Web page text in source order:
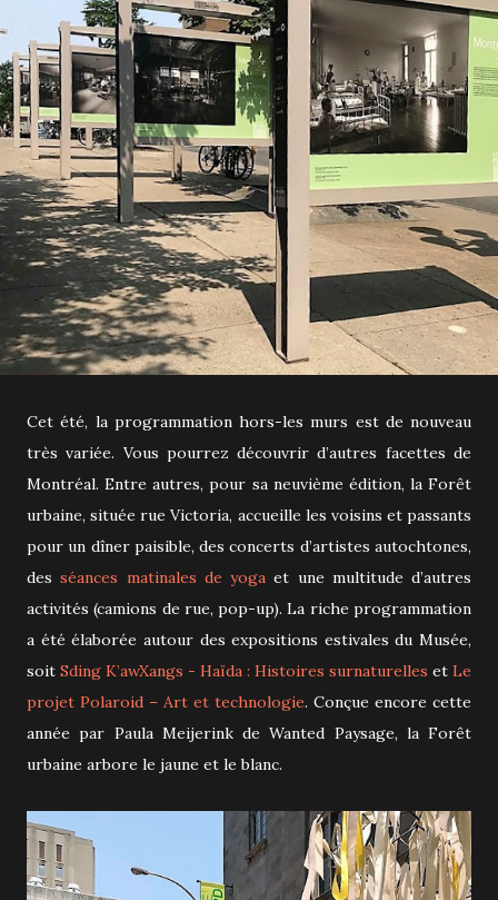
Cet été, la programmation hors-les murs est de nouveau
très variée. Vous pourrez découvrir d’autres facettes de
Montréal. Entre autres, pour sa neuvième édition, la Forêt
urbaine, située rue Victoria, accueille les voisins et passants
pour un dîner paisible, des concerts d’artistes autochtones,
desséances matinales de yoga et une multitude d’autres
activités (camions de rue, pop-up). La riche programmation
a été élaborée autour des expositions estivales du Musée,
soit Sding K’awXangs - Haïda : Histoires surnaturelles et Le
projet Polaroid – Art et technologie. Conçue encore cette
année par Paula Meijerink de Wanted Paysage, la Forêt
urbaine arbore le jaune et le blanc.